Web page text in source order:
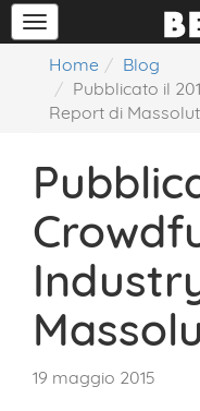
Home
Blog
Pubblicato il
Report di
19 maggio 2015